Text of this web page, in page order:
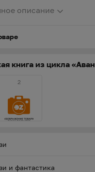
в городе действует
"Красная
мира,
в юную девочку
услышим в
описание
книга из цикла
2
и фантастика